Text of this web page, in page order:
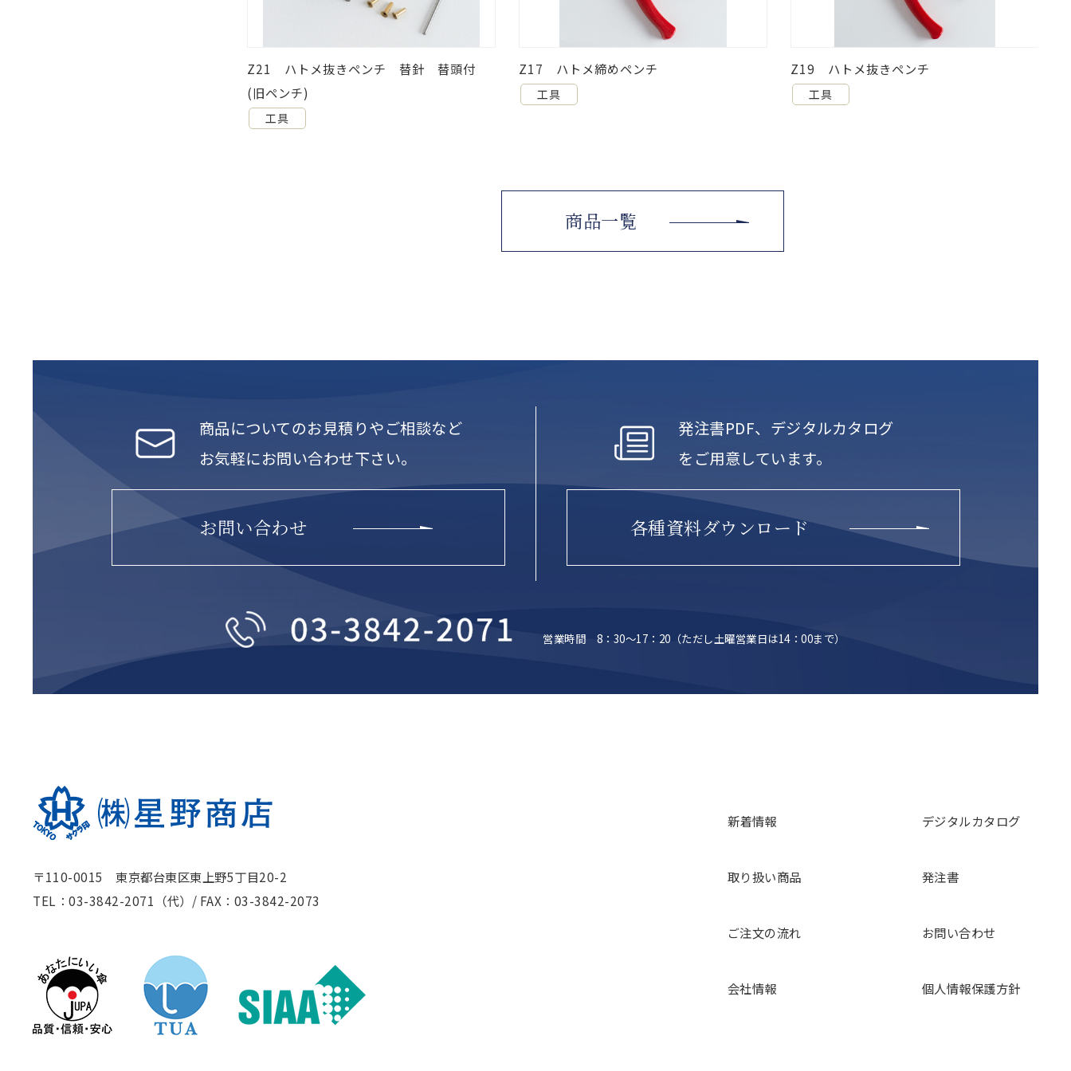
Z21 ハトメ抜きペンチ 替針 替頭付
(旧ペンチ)
工具
Z17 ハトメ締めペンチ
工具
Z19 ハトメ抜きペンチ
工具
商品一覧
商品についてのお見積りやご相談など
お気軽にお問い合わせ下さい。
お問い合わせ
発注書PDF、デジタルカタログ
をご用意しています。
各種資料ダウンロード
営業時間 8：30～17：20 （ただし土曜営業日は14：00まで）
〒110-0015 東京都台東区東上野5丁目20-2
TEL：03-3842-2071（代） / FAX：03-3842-2073
新着情報 デジタルカタログ
取り扱い商品 発注書
ご注文の流れ お問い合わせ
会社情報 個人情報保護方針